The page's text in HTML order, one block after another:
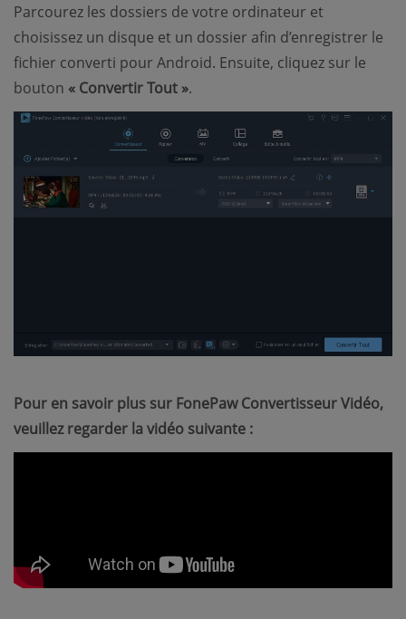
Parcourez les dossiers de votre ordinateur et
choisissez un disque et un dossier afin d’enregistrer le
fichier converti pour Android. Ensuite, cliquez sur le
bouton « Convertir Tout ».
Pour en savoir plus sur FonePaw Convertisseur Vidéo,
veuillez regarder la vidéo suivante :